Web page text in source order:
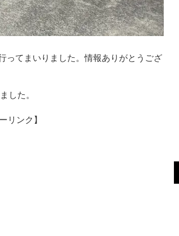
ってまいりました。情報ありがとうござ
した。
リンク】